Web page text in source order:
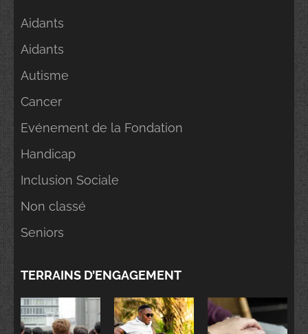
Aidants
Aidants
Autisme
Cancer
Evénement de la Fondation
Handicap
Inclusion Sociale
Non classé
Seniors
TERRAINS D’ENGAGEMENT